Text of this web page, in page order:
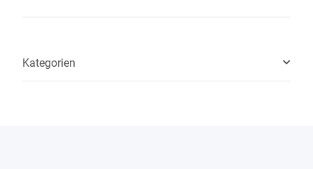
Kategorien